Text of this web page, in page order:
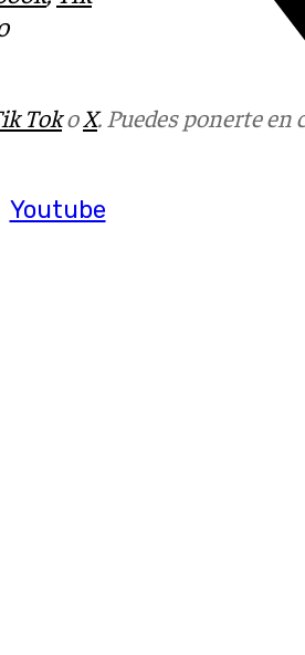
Youtube
TokoX. Puedes ponerte